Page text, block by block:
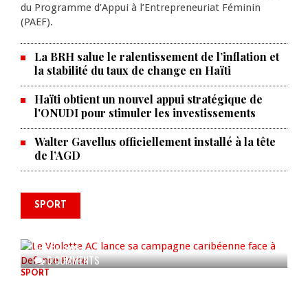
du Programme d’Appui à l’Entrepreneuriat Féminin
(PAEF).
La BRH salue le ralentissement de l’inflation et
la stabilité du taux de change en Haïti
Haïti obtient un nouvel appui stratégique de
l'ONUDI pour stimuler les investissements
Walter Gavellus officiellement installé à la tête
de l’AGD
SPORT
0 COMMENTS
Le Violette AC lance sa campagne
AUG 04, 2026
SPORT